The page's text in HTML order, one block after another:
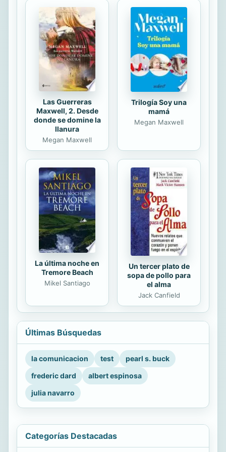
llenguatge alhora clar i rigorós, Roger
Canals redefineix en aquest assaig el
camp de l’antropologia visual des d’un
vessant alhora teòric i pràctic. A
partir de nombrosos exemples del...
Las Guerreras
Maxwell, 2. Desde
donde se domine la
llanura
Megan Maxwell
Trilogía Soy una
mamá
Megan Maxwell
La última noche en
Tremore Beach
Mikel Santiago
Un tercer plato de
sopa de pollo para
el alma
Jack Canfield
Últimas Búsquedas
la comunicacion test
pearl s. buck
frederic dard
albert espinosa
julia navarro
Categorías Destacadas